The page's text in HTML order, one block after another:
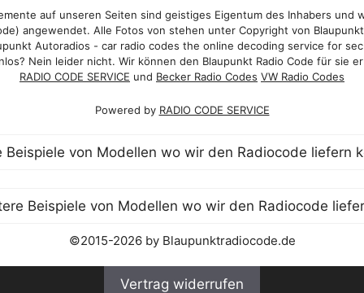
auf unseren Seiten sind geistiges Eigentum des Inhabers und
angewendet. Alle Fotos von stehen unter Copyright von
Autoradios - car radio codes the online decoding service for
Nein leider nicht. Wir können den Blaupunkt Radio Code für sie
RADIO CODE SERVICE und Becker Radio Codes VW Radio Codes
Powered by RADIO CODE SERVICE
©2015-2026 by Blaupunktradiocode.de
Vertrag widerrufen